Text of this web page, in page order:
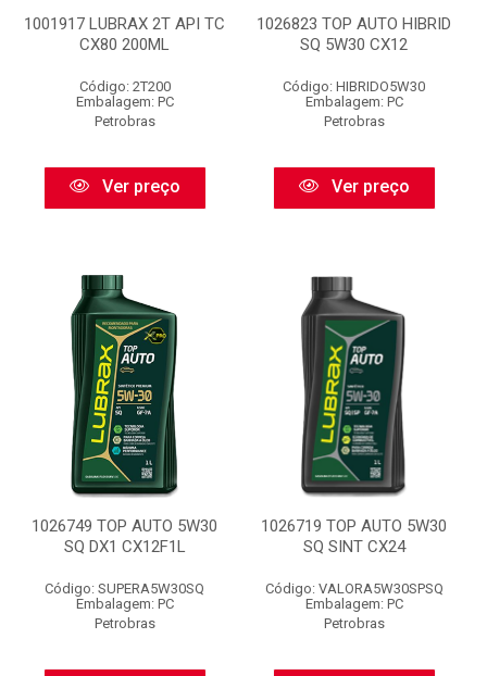
1001917 LUBRAX 2T API TC
CX80 200ML
Código: 2T200
Embalagem: PC
Petrobras
Ver preço
1026823 TOP AUTO HIBRID
SQ 5W30 CX12
Código: HIBRIDO5W30
Embalagem: PC
Petrobras
Ver preço
1026749 TOP AUTO 5W30
SQ DX1 CX12F1L
Código: SUPERA5W30SQ
Embalagem: PC
Petrobras
1026719 TOP AUTO 5W30
SQ SINT CX24
Código: VALORA5W30SPSQ
Embalagem: PC
Petrobras